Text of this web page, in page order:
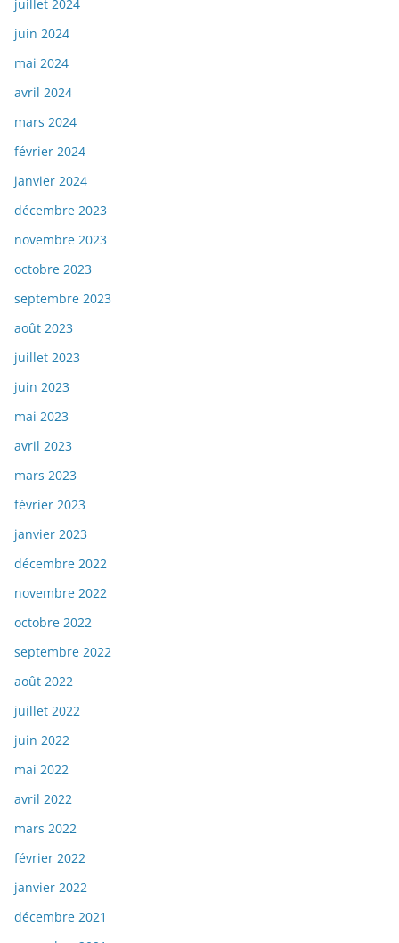
juillet 2024
juin 2024
mai 2024
avril 2024
mars 2024
février 2024
janvier 2024
décembre 2023
novembre 2023
octobre 2023
septembre 2023
août 2023
juillet 2023
juin 2023
mai 2023
avril 2023
mars 2023
février 2023
janvier 2023
décembre 2022
novembre 2022
octobre 2022
septembre 2022
août 2022
juillet 2022
juin 2022
mai 2022
avril 2022
mars 2022
février 2022
janvier 2022
décembre 2021